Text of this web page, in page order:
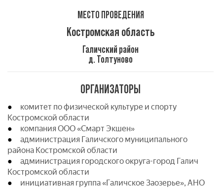
МЕСТО ПРОВЕДЕНИЯ
Костромская область
Галичский район
д. Толтуново
ОРГАНИЗАТОРЫ
комитет по физической культуре и спорту
Костромской области
компания ООО «Смарт Экшен»
администрация Галичского муниципального
района Костромской области
администрация городского округа-город Галич
Костромской области
инициативная группа «Галичское Заозерье», АНО